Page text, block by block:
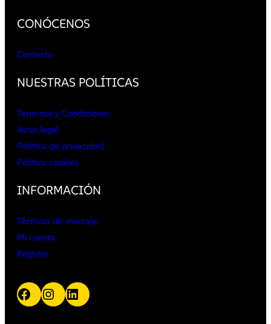
CONÓCENOS
Contacto
NUESTRAS POLÍTICAS
Terminos y Condiciones
Aviso legal
Política de privacidad
Política cookies
INFORMACIÓN
Técnicas de marcaje
Mi cuenta
Registro
Facebook Instagram LinkedIn